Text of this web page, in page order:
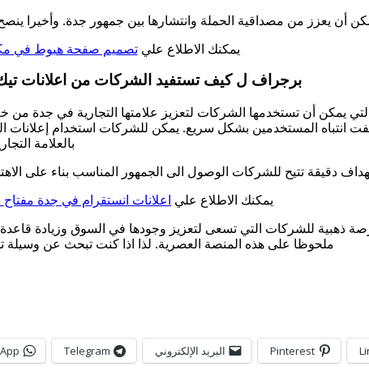
أن يعزز من مصداقية الحملة وانتشارها بين جمهور جدة. وأخيرا ينصح
يمكنك الاطلاع عليتصميم صفحة هبوط في
برجراف ل كيف تستفيد الشركات من اعلانات تيك
التي يمكن أن تستخدمها الشركات لتعزيز علامتها التجارية في
انتباه المستخدمين بشكل سريع. يمكن للشركات استخدام إعلانات
بالعلامة
دقيقة تتيح للشركات الوصول الى الجمهور المناسب بناء على
يمكنك الاطلاع علي اعلانات انستقرام في جدة
ذهبية للشركات التي تسعى لتعزيز وجودها في السوق وزيادة
ملحوظا على هذه المنصة العصرية. لذا اذا كنت تبحث عن وسيلة
Pinterest البريد الإلكتروني Telegram